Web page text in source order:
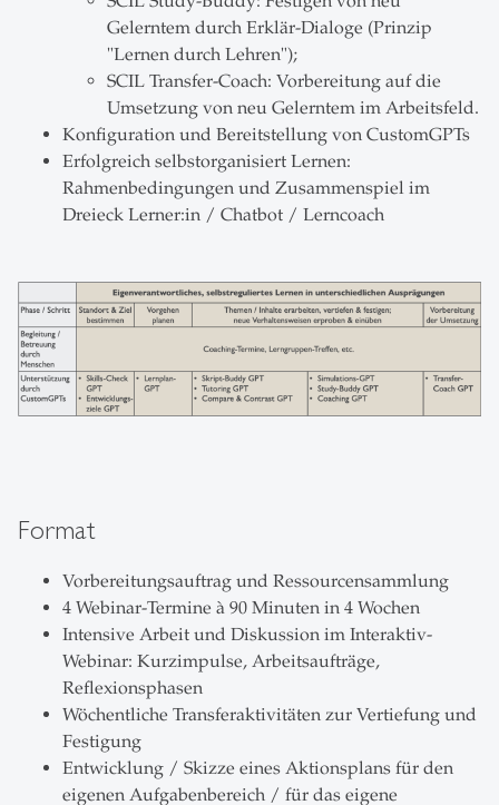
Gelerntem durch Erklär-Dialoge (Prinzip
"Lernen durch Lehren");
SCIL Transfer-Coach: Vorbereitung auf die
Umsetzung von neu Gelerntem im Arbeitsfeld.
Konfiguration und Bereitstellung von CustomGPTs
Erfolgreich selbstorganisiert Lernen:
Rahmenbedingungen und Zusammenspiel im
Dreieck Lerner:in / Chatbot / Lerncoach
Format
Vorbereitungsauftrag und Ressourcensammlung
4 Webinar-Termine à 90 Minuten in 4 Wochen
Intensive Arbeit und Diskussion im Interaktiv-
Webinar: Kurzimpulse, Arbeitsaufträge,
Reflexionsphasen
Wöchentliche Transferaktivitäten zur Vertiefung und
Festigung
Entwicklung / Skizze eines Aktionsplans für den
eigenen Aufgabenbereich / für das eigene